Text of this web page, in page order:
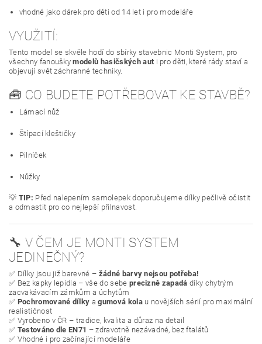
vhodné jako dárek pro děti od 14 let i pro modeláře
VYUŽITÍ:
Tento model se skvěle hodí do sbírky stavebnic Monti System, pro
všechny fanouškymodelů hasičských aut i pro děti, které rády staví a
objevují svět záchranné techniky.
🧰 CO BUDETE POTŘEBOVAT KE STAVBĚ?
Lámací nůž
Štípací kleštičky
Pilníček
Nůžky
💡 TIP: Před nalepením samolepek doporučujeme dílky pečlivě očistit
a odmastit pro co nejlepší přilnavost.
🔧 V ČEM JE MONTI SYSTEM
JEDINEČNÝ?
✅ Dílky jsou již barevné – žádné barvy nejsou potřeba!
✅ Bez kapky lepidla – vše do sebe precizně zapadá díky chytrým
zacvakávacím zámkům a úchytům
✅ Pochromované dílky a gumová kola u novějších sérií pro maximální
realističnost
✅ Vyrobeno v ČR – tradice, kvalita a důraz na detail
✅ Testováno dle EN71 – zdravotně nezávadné, bez ftalátů
✅ Vhodné i pro začínající modeláře